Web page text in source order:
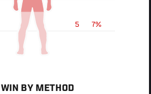
7%
5
WIN BY METHOD